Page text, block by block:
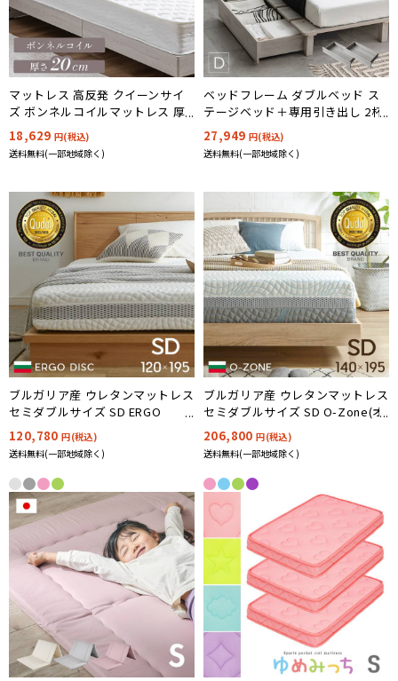
マットレス 高反発 クイーンサイ
ズ ボンネルコイルマットレス 厚
さ20cm Ciel(シエル)
18,629 円(税込)
送料無料(一部地域除く)
ベッドフレーム ダブルベッド ス
テージベッド＋専用引き出し 2杯
セット Soares(ソアレ) 4色対応
27,949 円(税込)
送料無料(一部地域除く)
ブルガリア産 ウレタンマットレス
セミダブルサイズ SD ERGO
DISC(エルゴディスク)
120x195cm
120,780円(税込)
送料無料(一部地域除く)
ブルガリア産 ウレタンマットレス
セミダブルサイズ SD O-Zone(オ
ーゾーン) 120x195cm
206,800円(税込)
送料無料(一部地域除く)